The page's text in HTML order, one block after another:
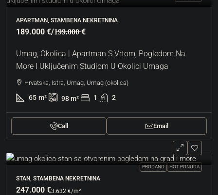
APARTMAN, STAMBENA NEKRETNINA
189.000 €/1̶9̶9̶.̶0̶0̶0̶ €
Umag, Okolica | Apartman S Vrtom, Pogledom Na
More I Uključenim Studiom U Okolici Umaga
Hrvatska, Istra, Umag, Umag (okolica)
65 m² 98m² 1 2
Call Email
PRODANO HOT PONUDA
STAN, STAMBENA NEKRETNINA
247.000 €3.632 €/m²